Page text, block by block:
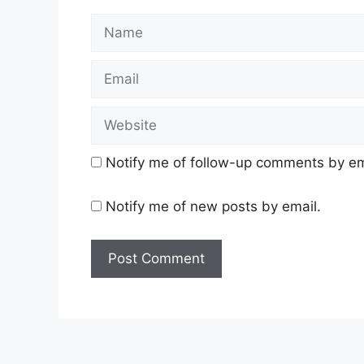
Notify me of follow-up comments by
Notify me of new posts by email.